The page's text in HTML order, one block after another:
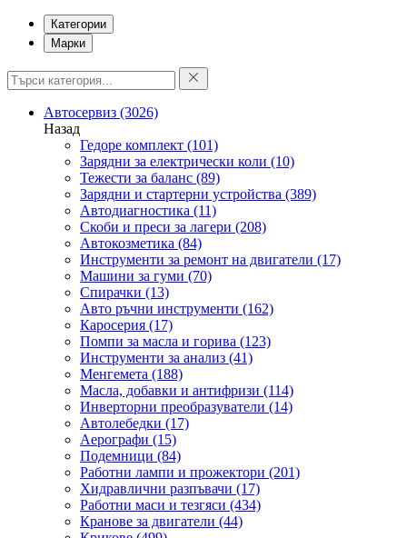
Категории
Марки
Автосервиз (3026)
Назад
Гедоре комплект (101)
Зарядни за електрически коли (10)
Тежести за баланс (89)
Зарядни и стартерни устройства (389)
Автодиагностика (11)
Скоби и преси за лагери (208)
Автокозметика (84)
Инструменти за ремонт на двигатели (17)
Машини за гуми (70)
Спирачки (13)
Авто ръчни инструменти (162)
Каросерия (17)
Помпи за масла и горива (123)
Инструменти за анализ (41)
Менгемета (188)
Масла, добавки и антифризи (114)
Инверторни преобразуватели (14)
Автолебедки (17)
Аерографи (15)
Подемници (84)
Работни лампи и прожектори (201)
Хидравлични разпъвачи (17)
Работни маси и тезгяси (434)
Кранове за двигатели (44)